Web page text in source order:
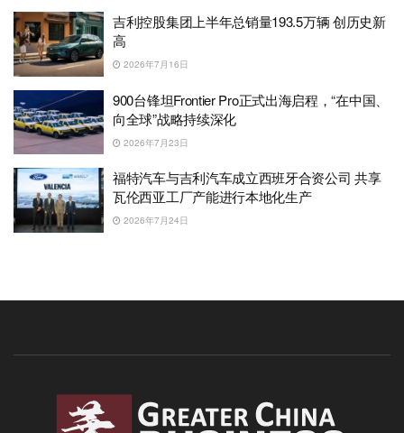
吉利控股集团上半年总销量193.5万辆 创历史新
高
2026年7月16日
900台锋坦Frontier Pro正式出海启程，“在中国、
向全球”战略持续深化
2026年7月23日
福特汽车与吉利汽车成立西班牙合资公司 共享
瓦伦西亚工厂产能进行本地化生产
2026年7月24日